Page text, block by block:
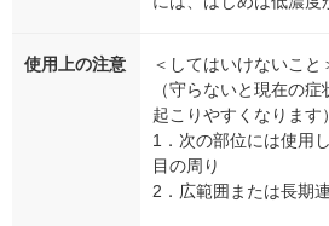
使用上の注意
＜してはいけないこと
（守らないと現在の
起こりやすくなります）
1．次の部位には使用
目の周り
2．広範囲または長期